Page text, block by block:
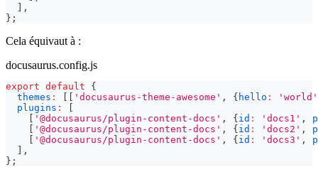
,
} ;
Cela équivaut à :
docusaurus.config.js
export default
{
themes : 'docusaurus-theme-awesome' , { hello :
'world'
plugins :
'@docusaurus/plugin-content-docs' , { id : 'docs1' ,
'@docusaurus/plugin-content-docs' , { id : 'docs2' ,
'@docusaurus/plugin-content-docs' , { id : 'docs3' ,
,
} ;